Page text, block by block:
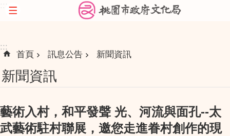
跳到主要內容區塊
:::
首頁 訊息公告 新聞資訊
新聞資訊
藝術入村，和平發聲 光、河流與面孔--太
武藝術駐村聯展，邀您走進眷村創作的現